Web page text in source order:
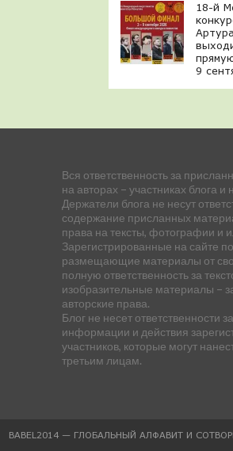
18-й
9
Вся ответственность за
на авторах – участниках блога и
Держатели блога не несут
содержание присланных
права на тексты, фотографии и
Зарегистрированные на сайте
размещающие материалы от
полную ответственность за
изобразительные материалы –
авторские права.
Блог не несет ответственности
информации и действия
участников, которые могут
третьим лицам.
BABEL2014 — ГЛОБАЛЬНЫЙ АЛФАВИТ И